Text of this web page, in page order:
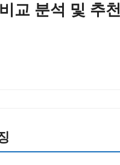
교 분석 및 추천